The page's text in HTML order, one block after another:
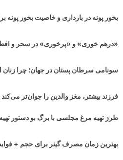
بخور پونه در بارداری و خاصیت بخور پونه
«درهم خوری» و «پرخوری» در سحر و
سونامی سرطان پستان در جهان‌؛ چرا زنان
فرزند بیشتر، مغز والدین را جوان‌تر می‌کند
طرز تهیه مرغ مجلسی با برگ بو دستور
بهترین زمان مصرف گینر برای حجم +